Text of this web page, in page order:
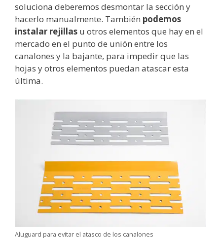
soluciona deberemos desmontar la sección y
hacerlo manualmente. También podemos
instalar rejillas u otros elementos que hay en el
mercado en el punto de unión entre los
canalones y la bajante, para impedir que las
hojas y otros elementos puedan atascar esta
última.
Aluguard para evitar el atasco de los canalones